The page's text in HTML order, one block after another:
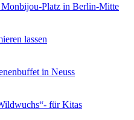
Platz in Berlin-Mitte
lassen
in Neuss
für Kitas